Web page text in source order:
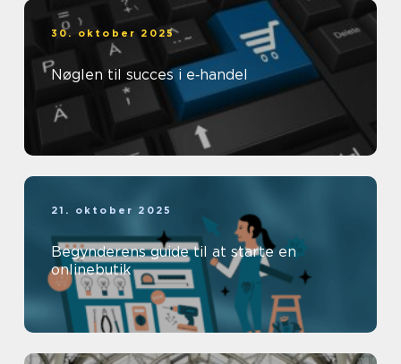
30. oktober 2025
Nøglen til succes i e‑handel
21. oktober 2025
Begynderens guide til at starte en
onlinebutik